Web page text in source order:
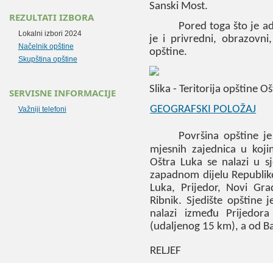
Sanski Most.
Pored toga što je
je i privredni,
opštine.
Slika - Teritorija opštine
GEOGRAFSKI POLOŽAJ
Površina opštine
mjesnih zajednica u
Oštra Luka se nalazi u
zapadnom dijelu
Luka, Prijedor, Novi
Ribnik. Sjedište opštine
nalazi između
(udaljenog 15 km), a od
RELJEF
REZULTATI IZBORA
Lokalni izbori 2024
Načelnik opštine
Skupština opštine
SERVISNE INFORMACIJE
Važniji telefoni